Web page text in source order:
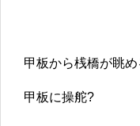
甲板から桟橋が眺
甲板に操舵?